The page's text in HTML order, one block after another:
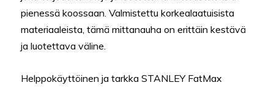
pienessä koossaan. Valmistettu korkealaatuisista
materiaaleista, tämä mittanauha on erittäin kestävä
ja luotettava väline.
Helppokäyttöinen ja tarkka STANLEY FatMax